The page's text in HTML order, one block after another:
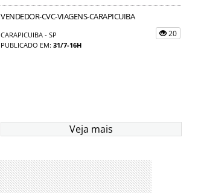
VENDEDOR-CVC-VIAGENS-CARAPICUIBA
CARAPICUIBA - SP
PUBLICADO EM: 31/7-16H
20
Veja mais